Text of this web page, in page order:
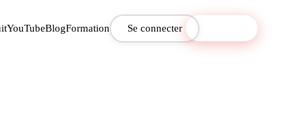
YouTubeBlogFormation Se connecter